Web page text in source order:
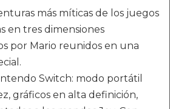
más míticas de los juegos
en tres dimensiones
por Mario reunidos en una
Switch: modo portátil
gráficos en alta definición,